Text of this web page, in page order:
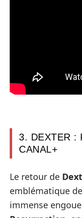
3. DEXTER :
CANAL+
Le retour de
emblématique
immense